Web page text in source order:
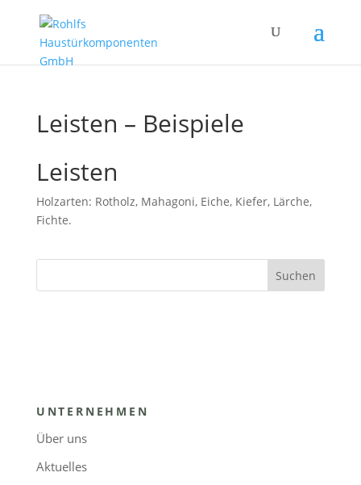
Leisten – Beispiele
Leisten
Holzarten: Rotholz, Mahagoni, Eiche, Kiefer, Lärche,
Fichte.
UNTERNEHMEN
Über uns
Aktuelles